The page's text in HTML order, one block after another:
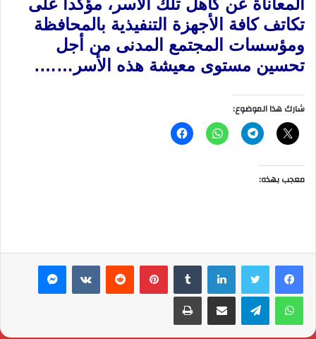
تكاتف كافة الأجهزة التنفيذية بالمحافظة
ومؤسسات المجتمع المدنى من أجل
تحسين مستوى معيشة هذه الأسر…….
شارك هذا الموضوع:
معجب بهذه:
لينكدإن بينتيريست ماسنجر
واتساب تيلقرام مشاركة عبر البريد طباعة